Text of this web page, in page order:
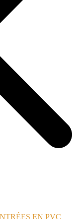
EN PVC